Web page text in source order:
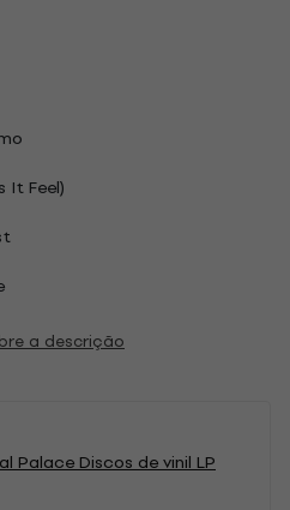
It Feel)
a descrição
Palace Discos de vinil LP